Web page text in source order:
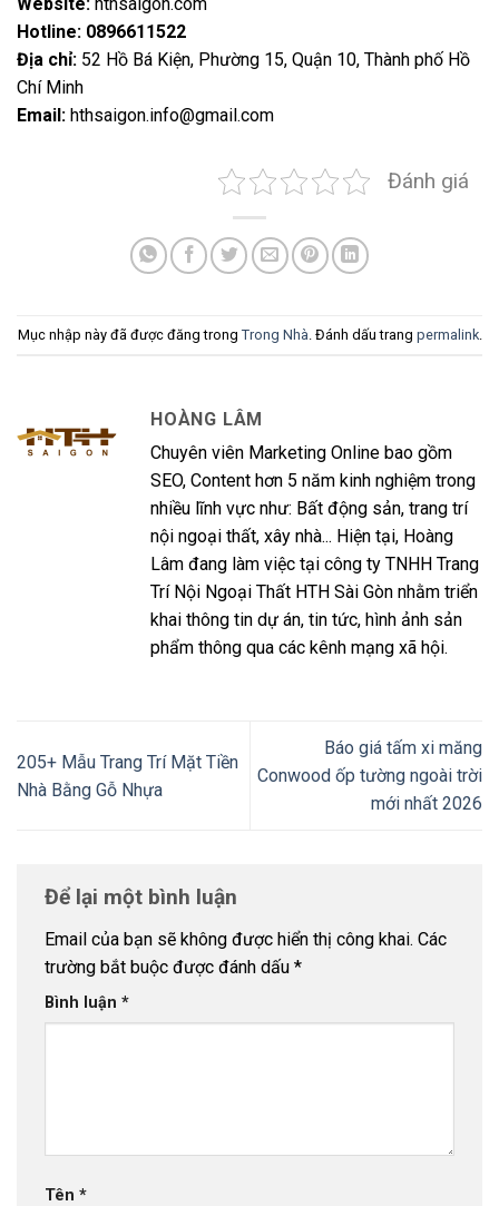
Hotline: 0896611522
Địa chỉ: 52 Hồ Bá Kiện, Phường 15, Quận 10, Thành phố Hồ
Chí Minh
Email: hthsaigon.info@gmail.com
Đánh giá
Mục nhập này đã được đăng trong Trong Nhà . Đánh dấu trang permalink.
HOÀNG LÂM
Chuyên viên Marketing Online bao gồm
SEO, Content hơn 5 năm kinh nghiệm trong
nhiều lĩnh vực như: Bất động sản, trang trí
nội ngoại thất, xây nhà... Hiện tại, Hoàng
Lâm đang làm việc tại công ty TNHH Trang
Trí Nội Ngoại Thất HTH Sài Gòn nhằm triển
khai thông tin dự án, tin tức, hình ảnh sản
phẩm thông qua các kênh mạng xã hội.
205+ Mẫu Trang Trí Mặt Tiền
Nhà Bằng Gỗ Nhựa
Báo giá tấm xi măng
Conwood ốp tường ngoài trời
mới nhất 2026
Để lại một bình luận
Email của bạn sẽ không được hiển thị công khai. Các
trường bắt buộc được đánh dấu *
Bình luận *
Tên *